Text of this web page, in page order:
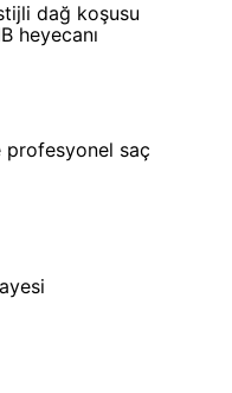
dağ koşusu
heyecanı
profesyonel saç